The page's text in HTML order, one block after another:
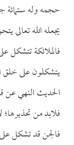
حجمه وله ستمائة
يجعله الله تعالى
فالملائكة تتشكل
يتشكلون على خلق
الحديث النهي عن
فلابد من
فالجن قد تشكل